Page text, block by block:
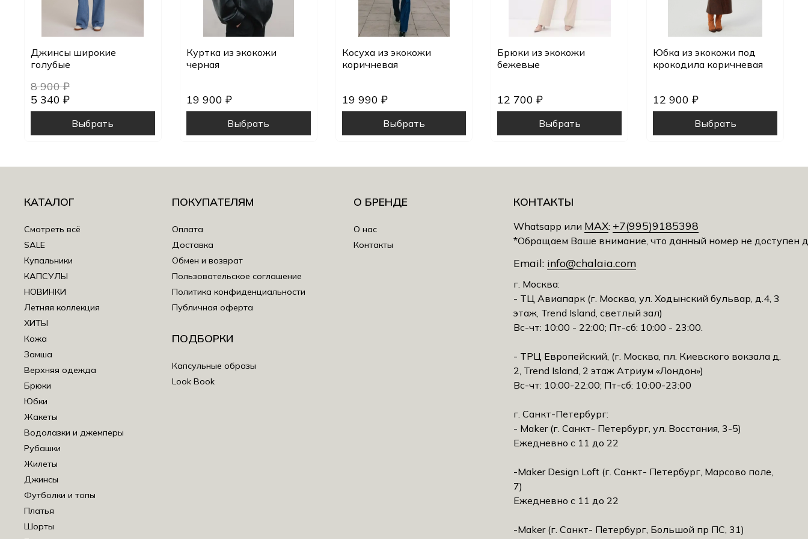
Джинсы широкие
голубые
8 900 ₽
5 340 ₽
Выбрать
Куртка из экокожи
черная
19 900 ₽
Выбрать
Косуха из экокожи
коричневая
19 990 ₽
Выбрать
Брюки из экокожи
бежевые
12 700 ₽
Выбрать
Юбка из экокожи под
крокодила коричневая
12 900 ₽
Выбрать
КАТАЛОГ
Смотреть всё
SALE
Купальники
КАПСУЛЫ
НОВИНКИ
Летняя коллекция
ХИТЫ
Кожа
Замша
Верхняя одежда
Брюки
Юбки
Жакеты
Водолазки и джемперы
Рубашки
Жилеты
Джинсы
Футболки и топы
Платья
Шорты
ПОКУПАТЕЛЯМ
Оплата
Доставка
Обмен и возврат
Пользовательское соглашение
Политика конфиденциальности
Публичная оферта
ПОДБОРКИ
Капсульные образы
Look Book
О БРЕНДЕ
О нас
Контакты
КОНТАКТЫ
Whatsapp или MAX: +7(995)9185398
*Обращаем Ваше внимание, что данный номер не доступен
Email: info@chalaia.com
г. Москва:
- ТЦ Авиапарк (г. Москва, ул. Ходынский бульвар, д.4, 3
этаж, Trеnd Island, светлый зал)
Вс-чт: 10:00 - 22:00; Пт-сб: 10:00 - 23:00.
- ТРЦ Европейский, (г. Москва, пл. Киевского вокзала д.
2, Trеnd Island, 2 этаж Атриум «Лондон»)
Вс-чт: 10:00-22:00; Пт-сб: 10:00-23:00
г. Санкт-Петербург:
- Maker (г. Санкт- Петербург, ул. Восстания, 3-5)
Ежедневно с 11 до 22
-Maker Design Loft (г. Санкт- Петербург, Марсово поле,
7)
Ежедневно с 11 до 22
-Maker (г. Санкт- Петербург, Большой пр ПС, 31)